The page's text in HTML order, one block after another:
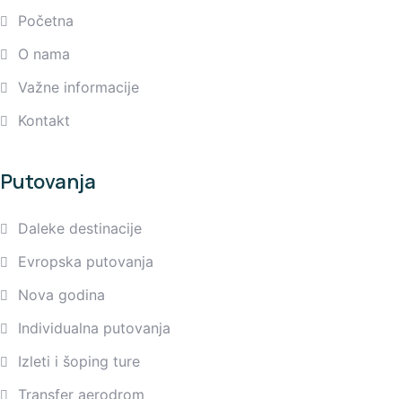
Početna
O nama
Važne informacije
Kontakt
Putovanja
Daleke destinacije
Evropska putovanja
Nova godina
Individualna putovanja
Izleti i šoping ture
Transfer aerodrom